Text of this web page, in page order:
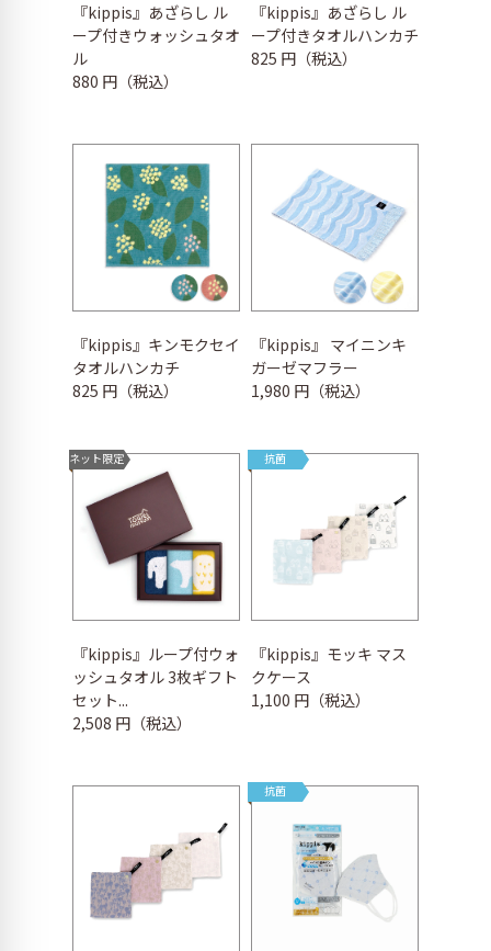
『kippis』あざらし ル
ープ付きウォッシュタオ
ル
880 円（税込）
『kippis』あざらし ル
ープ付きタオルハンカチ
825 円（税込）
『kippis』キンモクセイ
タオルハンカチ
825 円（税込）
『kippis』 マイニンキ
ガーゼマフラー
1,980 円（税込）
ネット限定
『kippis』ループ付ウォ
ッシュタオル 3枚ギフト
セット...
2,508 円（税込）
抗菌
『kippis』モッキ マス
クケース
1,100 円（税込）
抗菌